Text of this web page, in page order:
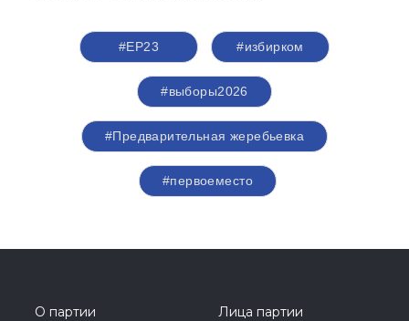
#ЕР23 #избирком
#выборы2026
#Предварительная жеребьевка
#первоеместо
О партии
Лица партии